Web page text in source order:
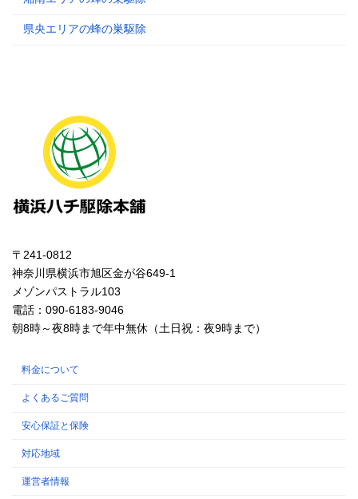
県央エリアの蜂の巣駆除
〒241-0812
神奈川県横浜市旭区金が谷649-1
メゾンパストラル103
電話：090-6183-9046
朝8時～夜8時まで年中無休（土日祝：夜9時まで）
料金について
よくあるご質問
安心保証と保険
対応地域
運営者情報